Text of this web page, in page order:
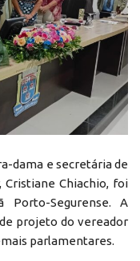
dama e secretária de
Cristiane Chiachio, foi
Porto-Segurense. A
projeto do vereador
parlamentares.